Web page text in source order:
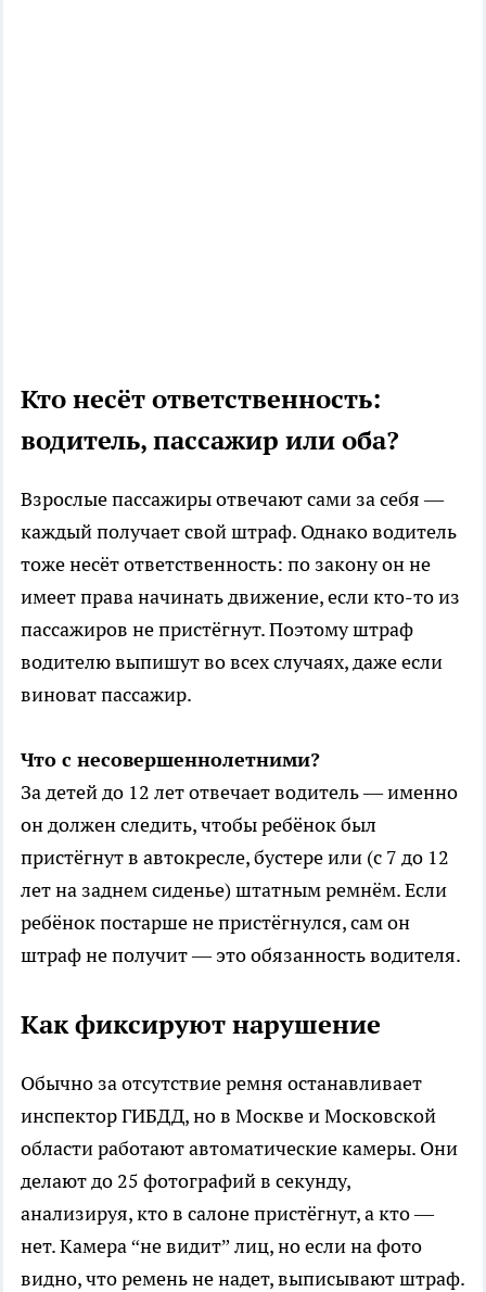
Кто несёт ответственность:
водитель, пассажир или оба?
Взрослые пассажиры отвечают сами за себя —
каждый получает свой штраф. Однако водитель
тоже несёт ответственность: по закону он не
имеет права начинать движение, если кто-то из
пассажиров не пристёгнут. Поэтому штраф
водителю выпишут во всех случаях, даже если
виноват пассажир.
Что с несовершеннолетними?
За детей до 12 лет отвечает водитель — именно
он должен следить, чтобы ребёнок был
пристёгнут в автокресле, бустере или (с 7 до 12
лет на заднем сиденье) штатным ремнём. Если
ребёнок постарше не пристёгнулся, сам он
штраф не получит — это обязанность водителя.
Как фиксируют нарушение
Обычно за отсутствие ремня останавливает
инспектор ГИБДД, но в Москве и Московской
области работают автоматические камеры. Они
делают до 25 фотографий в секунду,
анализируя, кто в салоне пристёгнут, а кто —
нет. Камера “не видит” лиц, но если на фото
видно, что ремень не надет, выписывают штраф.